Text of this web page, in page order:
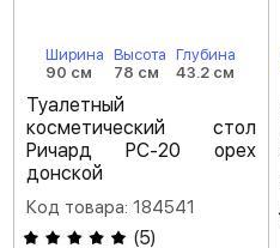
Ширина
90 см
Высота
78 см
Глубина
43.2 см
Туалетный
косметический стол
Ричард РС-20 орех
донской
Код товара: 184541
(5)